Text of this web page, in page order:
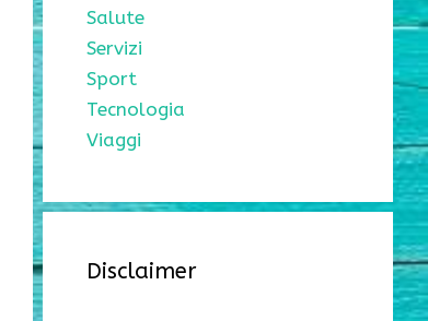
Salute
Servizi
Sport
Tecnologia
Viaggi
Disclaimer